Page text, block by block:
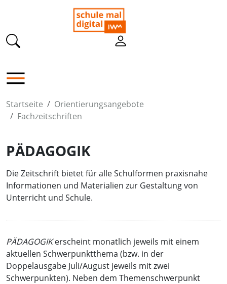
Startseite
Orientierungsangebote
Fachzeitschriften
PÄDAGOGIK
Die Zeitschrift bietet für alle Schulformen praxisnahe
Informationen und Materialien zur Gestaltung von
Unterricht und Schule.
PÄDAGOGIKerscheint monatlich jeweils mit einem
aktuellen Schwerpunktthema (bzw. in der
Doppelausgabe Juli/August jeweils mit zwei
Schwerpunkten). Neben dem Themenschwerpunkt